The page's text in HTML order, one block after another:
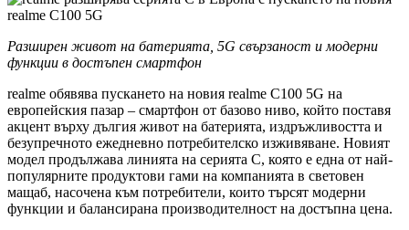
Разширен живот на батерията, 5G свързаност и модерни
функции в достъпен смартфон
realme обявява пускането на новия realme C100 5G на
европейския пазар – смартфон от базово ниво, който поставя
акцент върху дългия живот на батерията, издръжливостта и
безупречното ежедневно потребителско изживяване. Новият
модел продължава линията на серията C, която е една от най-
популярните продуктови гами на компанията в световен
мащаб, насочена към потребители, които търсят модерни
функции и балансирана производителност на достъпна цена.